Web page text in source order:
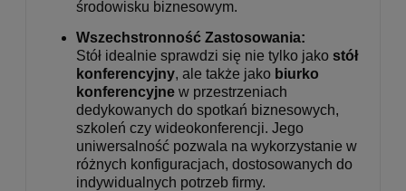
środowisku biznesowym.
Wszechstronność Zastosowania:
Stół idealnie sprawdzi się nie tylko jako stół
konferencyjny, ale także jako biurko
konferencyjne w przestrzeniach
dedykowanych do spotkań biznesowych,
szkoleń czy wideokonferencji. Jego
uniwersalność pozwala na wykorzystanie w
różnych konfiguracjach, dostosowanych do
indywidualnych potrzeb firmy.